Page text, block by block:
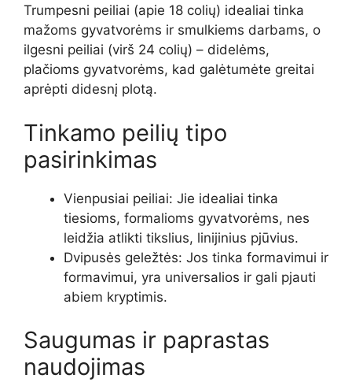
Trumpesni peiliai (apie 18 colių) idealiai tinka
mažoms gyvatvorėms ir smulkiems darbams, o
ilgesni peiliai (virš 24 colių) – didelėms,
plačioms gyvatvorėms, kad galėtumėte greitai
aprėpti didesnį plotą.
Tinkamo peilių tipo
pasirinkimas
Vienpusiai peiliai: Jie idealiai tinka
tiesioms, formalioms gyvatvorėms, nes
leidžia atlikti tikslius, linijinius pjūvius.
Dvipusės geležtės: Jos tinka formavimui ir
formavimui, yra universalios ir gali pjauti
abiem kryptimis.
Saugumas ir paprastas
naudojimas